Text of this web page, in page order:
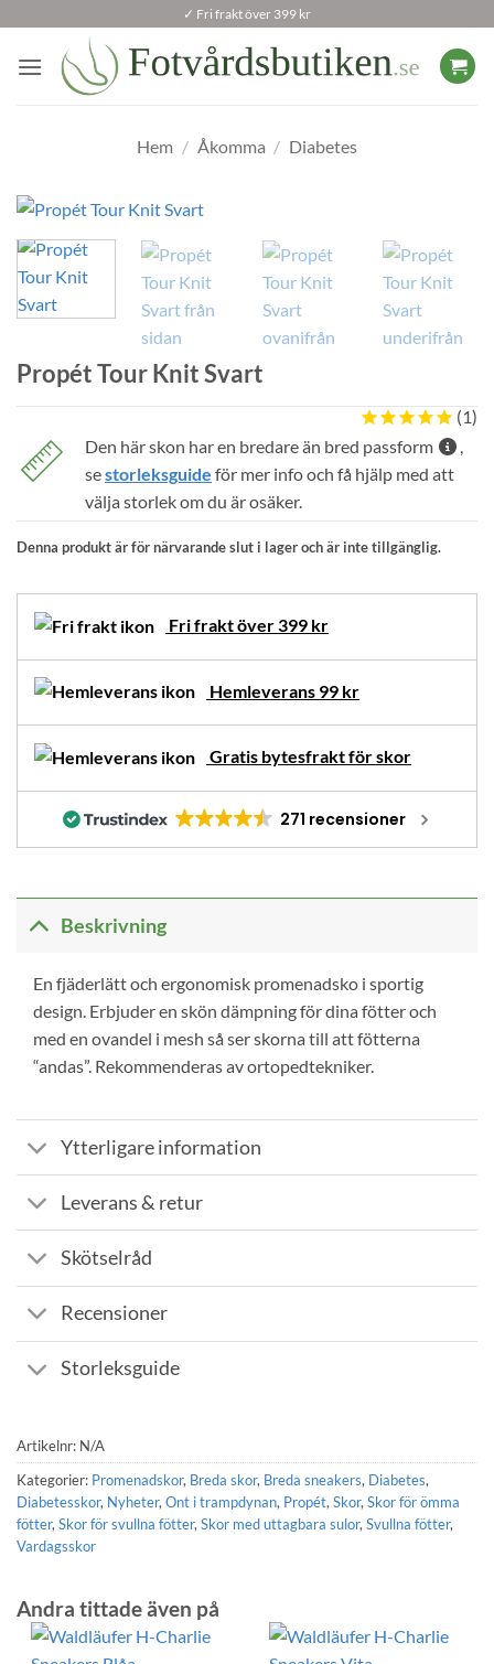
content
✓ Fri frakt över 399 kr
Hem / Åkomma / Diabetes
Propét Tour Knit Svart
1
Den här skon har en bredare än bred passform
,
sestorleksguide för mer info och få hjälp med att
välja storlek om du är osäker.
Denna produkt är för närvarande slut i lager och är inte tillgänglig.
Fri frakt över 399 kr
Hemleverans 99 kr
Gratis bytesfrakt för skor
271 recensioner
Beskrivning
En fjäderlätt och ergonomisk promenadsko i sportig
design. Erbjuder en skön dämpning för dina fötter och
med en ovandel i mesh så ser skorna till att fötterna
“andas”. Rekommenderas av ortopedtekniker.
Ytterligare information
Leverans & retur
Skötselråd
Recensioner
Storleksguide
Artikelnr: N/A
Kategorier: Promenadskor, Breda skor, Breda sneakers, Diabetes,
Diabetesskor, Nyheter, Ont i trampdynan, Propét, Skor, Skor för ömma
fötter, Skor för svullna fötter, Skor med uttagbara sulor, Svullna fötter,
Vardagsskor
Andra tittade även på